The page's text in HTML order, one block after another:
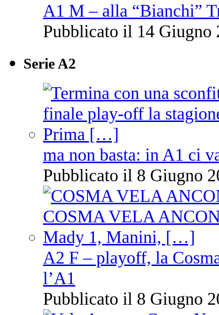
A1 M – alla “Bianchi”
Pubblicato il 14 Giugno
Serie A2
ma non basta: in A1 ci
Pubblicato il 8 Giugno
A2 F – playoff, la
l’A1
Pubblicato il 8 Giugno